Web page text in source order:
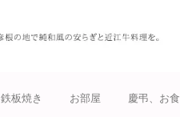
鉄板焼き お部屋 慶弔、お